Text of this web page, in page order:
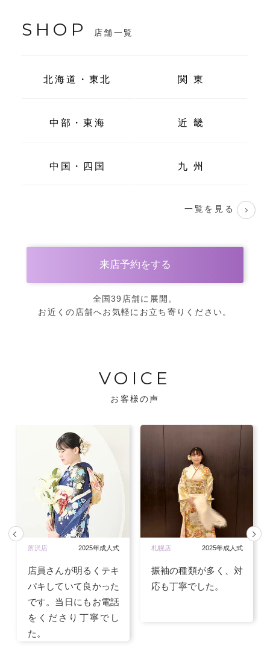
SHOP 店舗一覧
北海道・東北 関 東
中部・東海 近 畿
中国・四国 九 州
一覧を見る
来店予約をする
全国39店舗に展開。
お近くの店舗へお気軽にお立ち寄りください。
VOICE
お客様の声
所沢店 2025年成人式
店員さんが明るくテキ
パキしていて良かった
です。当日にもお電話
をくださり丁寧でし
た。
札幌店 2025年成人式
振袖の種類が多く、対
応も丁寧でした。